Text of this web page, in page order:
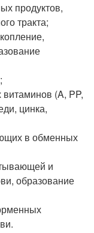
продуктов,
тракта;
(A, PP,
цинка,
в обменных
и
образование